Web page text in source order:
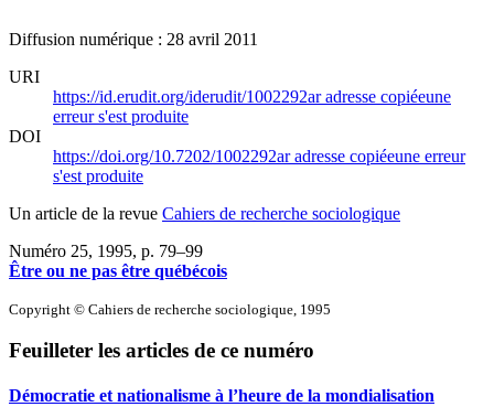
Diffusion numérique : 28 avril 2011
URI
https://id.erudit.org/iderudit/1002292aradresse copiéeune
erreur s'est produite
DOI
https://doi.org/10.7202/1002292aradresse copiéeune erreur
s'est produite
Un article de la revue Cahiers de recherche sociologique
Numéro 25, 1995, p. 79–99
Être ou ne pas être québécois
Copyright © Cahiers de recherche sociologique, 1995
Feuilleter les articles de ce numéro
Démocratie et nationalisme à l’heure de la mondialisation